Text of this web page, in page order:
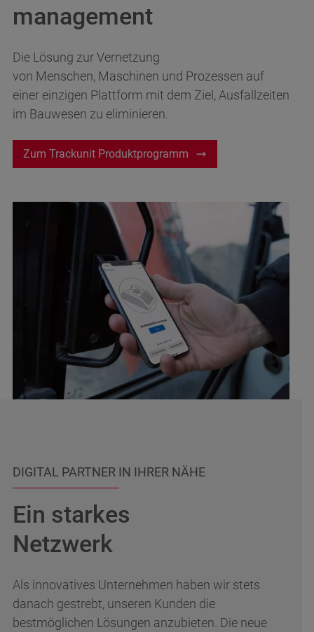
management
Die Lösung zur Vernetzung
von Menschen, Maschinen und Prozessen auf
einer einzigen Plattform mit dem Ziel, Ausfallzeiten
im Bauwesen zu eliminieren.
Zum Trackunit Produktprogramm
DIGITAL PARTNER IN IHRER NÄHE
Ein starkes
Netzwerk
Als innovatives Unternehmen haben wir stets
danach gestrebt, unseren Kunden die
bestmöglichen Lösungen anzubieten. Die neue